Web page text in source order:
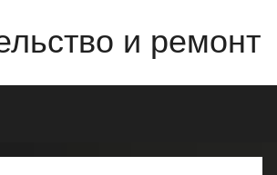
и ремонт